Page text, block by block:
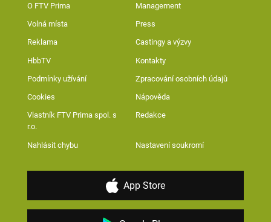
O FTV Prima Management
Volná místa Press
Reklama Castingy a výzvy
HbbTV Kontakty
Podmínky užívání Zpracování osobních údajů
Cookies Nápověda
Vlastník FTV Prima spol. s
r.o.
Redakce
Nahlásit chybu Nastavení soukromí
App Store